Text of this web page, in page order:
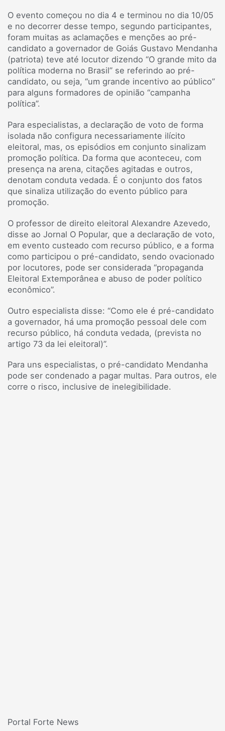
O evento começou no dia 4 e terminou no dia 10/05
e no decorrer desse tempo, segundo participantes,
foram muitas as aclamações e menções ao pré-
candidato a governador de Goiás Gustavo Mendanha
(patriota) teve até locutor dizendo “O grande mito da
política moderna no Brasil” se referindo ao pré-
candidato, ou seja, “um grande incentivo ao público”
para alguns formadores de opinião “campanha
política”.
Para especialistas, a declaração de voto de forma
isolada não configura necessariamente ilícito
eleitoral, mas, os episódios em conjunto sinalizam
promoção política. Da forma que aconteceu, com
presença na arena, citações agitadas e outros,
denotam conduta vedada. É o conjunto dos fatos
que sinaliza utilização do evento público para
promoção.
O professor de direito eleitoral Alexandre Azevedo,
disse ao Jornal O Popular, que a declaração de voto,
em evento custeado com recurso público, e a forma
como participou o pré-candidato, sendo ovacionado
por locutores, pode ser considerada “propaganda
Eleitoral Extemporânea e abuso de poder político
econômico”.
Outro especialista disse: “Como ele é pré-candidato
a governador, há uma promoção pessoal dele com
recurso público, há conduta vedada, (prevista no
artigo 73 da lei eleitoral)”.
Para uns especialistas, o pré-candidato Mendanha
pode ser condenado a pagar multas. Para outros, ele
corre o risco, inclusive de inelegibilidade.
Portal Forte News